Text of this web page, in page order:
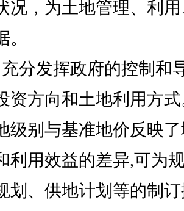
况，为土地管理、利
发挥政府的控制和
资方向和土地利用方
别与基准地价反映了
利用效益的差异,可为
划、供地计划等的制